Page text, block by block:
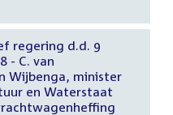
regering d.d. 9
- C. van
Wijbenga, minister
en Waterstaat